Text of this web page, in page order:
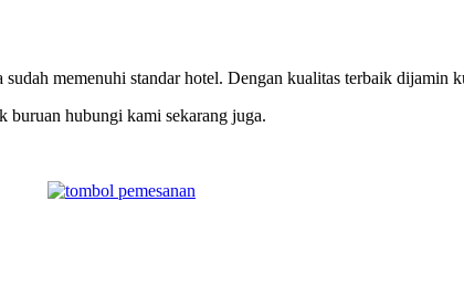
memenuhi standar hotel. Dengan kualitas terbaik dijamin
buruan hubungi kami sekarang juga.